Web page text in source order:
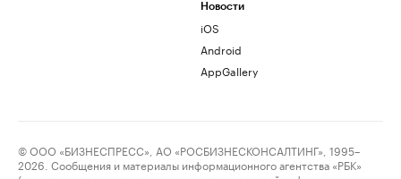
Новости
iOS
Android
AppGallery
© ООО «БИЗНЕСПРЕСС», АО «РОСБИЗНЕСКОНСАЛТИНГ», 1995–
2026. Сообщения и материалы информационного агентства «РБК»